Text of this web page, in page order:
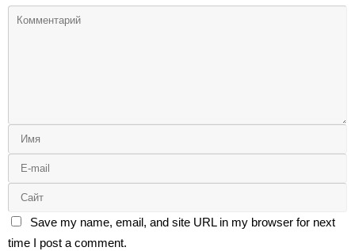
Save my name, email, and site URL in my browser for next
time I post a comment.